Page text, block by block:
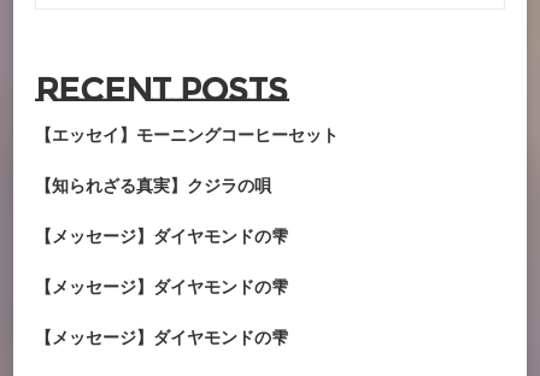
Recent Posts
【エッセイ】モーニングコーヒーセット
【知られざる真実】クジラの唄
【メッセージ】ダイヤモンドの雫
【メッセージ】ダイヤモンドの雫
【メッセージ】ダイヤモンドの雫